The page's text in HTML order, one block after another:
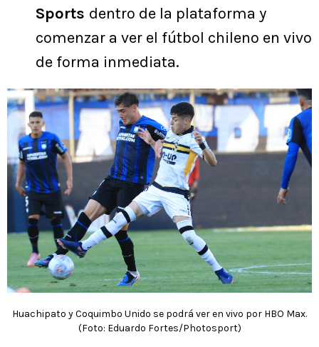
Sports dentro de la plataforma y
comenzar a ver el fútbol chileno en vivo
de forma inmediata.
Huachipato y Coquimbo Unido se podrá ver en vivo por HBO Max.
(Foto: Eduardo Fortes/Photosport)